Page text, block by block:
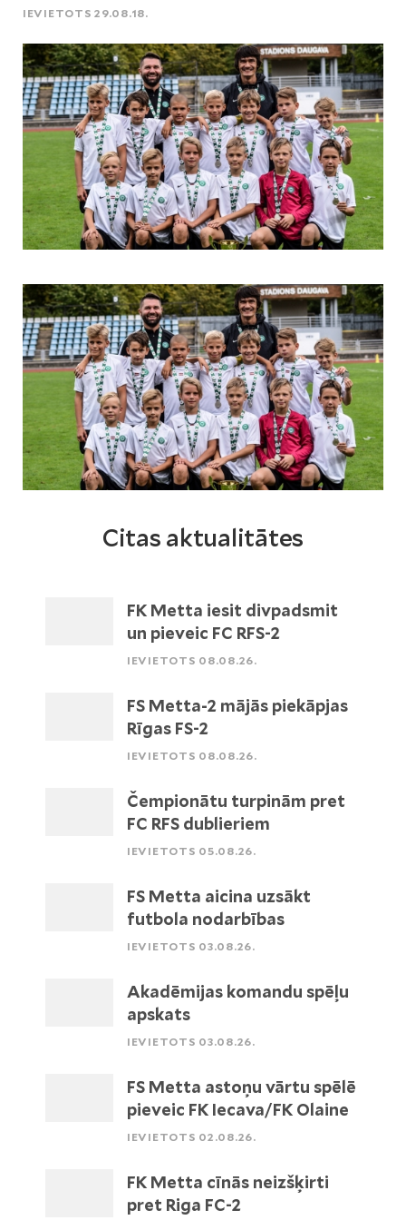
IEVIETOTS 29.08.18.
Citas aktualitātes
FK Metta iesit divpadsmit
un pieveic FC RFS-2
IEVIETOTS 08.08.26.
FS Metta-2 mājās piekāpjas
Rīgas FS-2
IEVIETOTS 08.08.26.
Čempionātu turpinām pret
FC RFS dublieriem
IEVIETOTS 05.08.26.
FS Metta aicina uzsākt
futbola nodarbības
IEVIETOTS 03.08.26.
Akadēmijas komandu spēļu
apskats
IEVIETOTS 03.08.26.
FS Metta astoņu vārtu spēlē
pieveic FK Iecava/FK Olaine
IEVIETOTS 02.08.26.
FK Metta cīnās neizšķirti
pret Riga FC-2